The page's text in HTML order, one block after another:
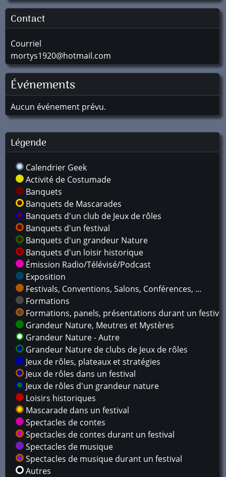
Contact
Courriel
mortys1920@hotmail.com
Événements
Aucun événement prévu.
Légende
Calendrier Geek
Activité de Costumade
Banquets
Banquets de Mascarades
Banquets d'un club de Jeux de rôles
Banquets d'un festival
Banquets d'un grandeur Nature
Banquets d'un loisir historique
Émission Radio/Télévisé/Podcast
Exposition
Festivals, Conventions, Salons, Conférences, ...
Formations
Formations, panels, présentations durant un festival
Grandeur Nature, Meutres et Mystères
Grandeur Nature - Autre
Grandeur Nature de clubs de Jeux de rôles
Jeux de rôles, plateaux et stratégies
Jeux de rôles dans un festival
Jeux de rôles d'un grandeur nature
Loisirs historiques
Mascarade dans un festival
Spectacles de contes
Spectacles de contes durant un festival
Spectacles de musique
Spectacles de musique durant un festival
Autres